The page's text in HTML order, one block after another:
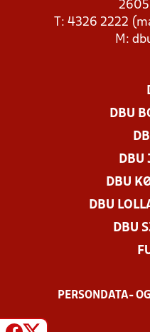
T: 4326 2222
M:
DBU
DBU
DBU
DBU
DBU
PERSONDATA-